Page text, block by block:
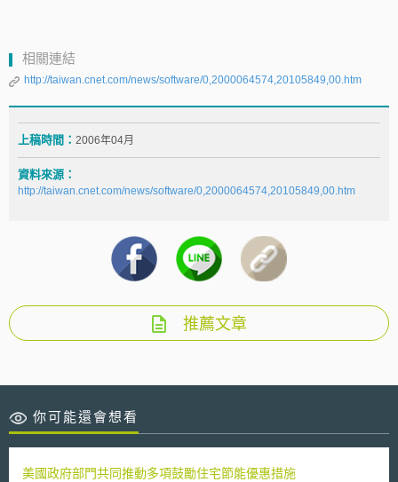
相關連結
http://taiwan.cnet.com/news/software/0,2000064574,20105849,00.htm
上稿時間： 2006年04月
資料來源：
http://taiwan.cnet.com/news/software/0,2000064574,20105849,00.htm
推薦文章
你可能還會想看
美國政府部門共同推動多項鼓勵住宅節能優惠措施